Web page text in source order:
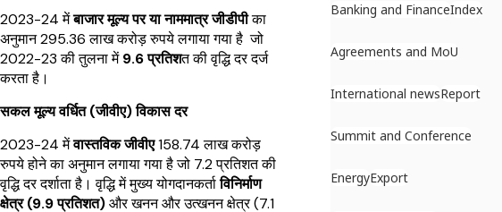
2023-24 मेंबाजार मूल्य पर या नाममात्र जीडीपीका
अनुमान 295.36 लाख करोड़ रुपये लगाया गया है जो
2022-23 की तुलना में9.6 प्रतिशत की वृद्धि दर दर्ज
करता है।
सकल मूल्य वर्धित (जीवीए) विकास दर
2023-24 मेंवास्तविक जीवीए158.74 लाख करोड़
रुपये होने का अनुमान लगाया गया है जो 7.2 प्रतिशत की
वृद्धि दर दर्शाता है। वृद्धि में मुख्य योगदानकर्ताविनिर्माण
क्षेत्र (9.9 प्रतिशत)और खनन और उत्खनन क्षेत्र (7.1
Banking and FinanceIndex
Agreements and MoU
International newsReport
Summit and Conference
EnergyExport